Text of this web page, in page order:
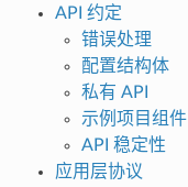
API 约定
错误处理
配置结构体
私有 API
示例项目组件
API 稳定性
应用层协议